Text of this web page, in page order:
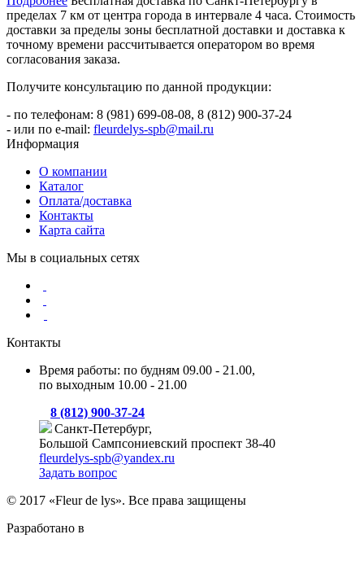
пределах 7 км от центра города в интервале 4 часа. Стоимость
доставки за пределы зоны бесплатной доставки и доставка к
точному времени рассчитывается оператором во время
согласования заказа.
Получите консультацию по данной продукции:
- по телефонам: 8 (981) 699-08-08, 8 (812) 900-37-24
- или по e-mail: fleurdelys-spb@mail.ru
Информация
О компании
Каталог
Оплата/доставка
Контакты
Карта сайта
Мы в социальных сетях
Контакты
Время работы: по будням 09.00 - 21.00,
по выходным 10.00 - 21.00
8 (812) 900-37-24
Санкт-Петербург,
Большой Сампсониевский проспект 38-40
fleurdelys-spb@yandex.ru
Задать вопрос
© 2017 «Fleur de lys». Все права защищены
Разработано в